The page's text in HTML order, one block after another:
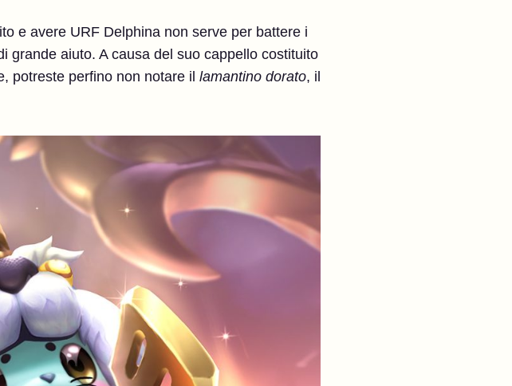
e avere URF Delphina non serve per battere i
grande aiuto. A causa del suo cappello costituito
potreste perfino non notare il lamantino dorato, il